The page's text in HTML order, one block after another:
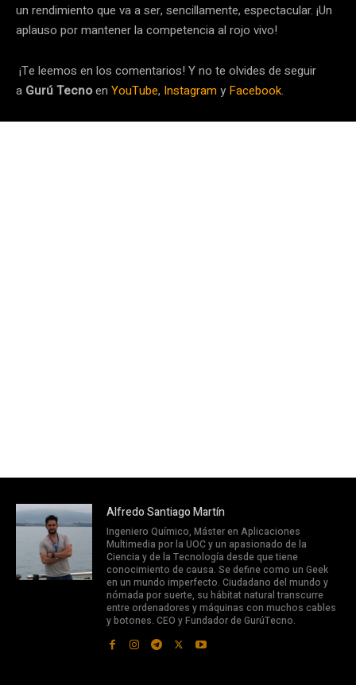
un rendimiento que va a ser, sencillamente, espectacular. ¡Un
aplauso por mantener la competencia al rojo vivo!
¡Te leemos en los comentarios! Y no te olvides de seguir
a Gurú Tecnoen YouTube, Instagramy Facebook.
Alfredo Santiago Martín
Ingeniero Químico, Máster en Aplicaciones
Multimedia por la UOC y un apasionado de la
Ciencia y de la Tecnología desde que tiene
conocimiento de causa. Se define como un Geek
en un mundo imperfecto. Ciudadano del mundo y
nómada por suerte, su hábitat natural transcurre
entre ordenadores y máquinas con muchos cables
y botones. CEO y Fundador de GurúTecno.